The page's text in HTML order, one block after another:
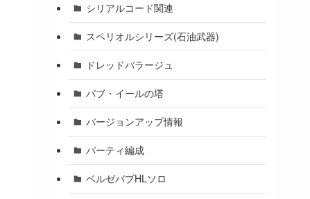
シリアルコード関連
スペリオルシリーズ(石油武器)
ドレッドバラージュ
バブ・イールの塔
バージョンアップ情報
パーティ編成
ベルゼバブHLソロ